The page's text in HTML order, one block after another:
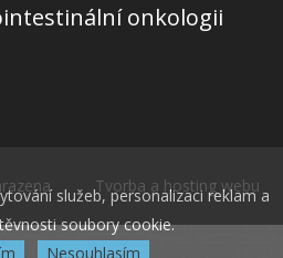
onkologii
Tvorba a hosting webu
služeb, personalizaci reklam a
soubory cookie.
Nesouhlasím